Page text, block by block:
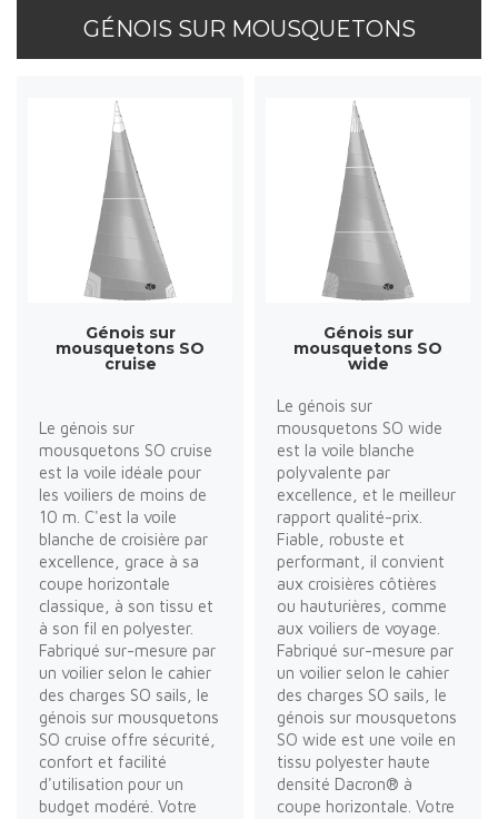
GÉNOIS SUR MOUSQUETONS
Génois sur
mousquetons SO
cruise
Le génois sur
mousquetons SO cruise
est la voile idéale pour
les voiliers de moins de
10 m. C'est la voile
blanche de croisière par
excellence, grace à sa
coupe horizontale
classique, à son tissu et
à son fil en polyester.
Fabriqué sur-mesure par
un voilier selon le cahier
des charges SO sails, le
génois sur mousquetons
SO cruise offre sécurité,
confort et facilité
d'utilisation pour un
budget modéré. Votre
Génois sur
mousquetons SO
wide
Le génois sur
mousquetons SO wide
est la voile blanche
polyvalente par
excellence, et le meilleur
rapport qualité-prix.
Fiable, robuste et
performant, il convient
aux croisières côtières
ou hauturières, comme
aux voiliers de voyage.
Fabriqué sur-mesure par
un voilier selon le cahier
des charges SO sails, le
génois sur mousquetons
SO wide est une voile en
tissu polyester haute
densité Dacron® à
coupe horizontale. Votre